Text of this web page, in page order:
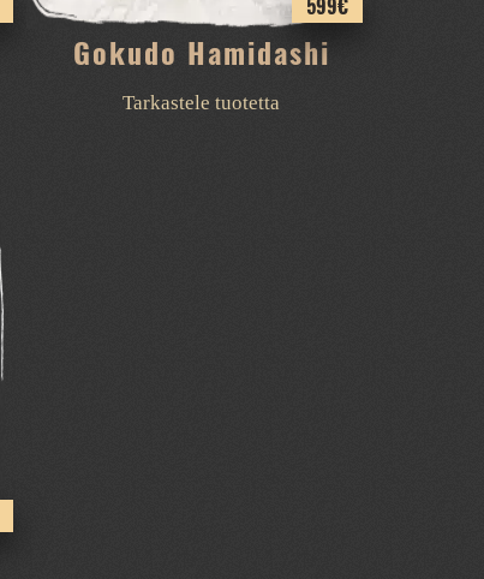
Gokudo Hamidashi
599€
Tarkastele tuotetta